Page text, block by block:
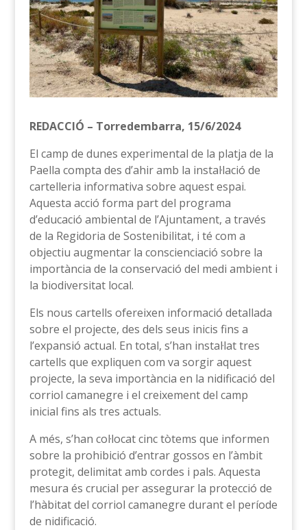
REDACCIÓ – Torredembarra, 15/6/2024
El camp de dunes experimental de la platja de la
Paella compta des d’ahir amb la instal·lació de
cartelleria informativa sobre aquest espai.
Aquesta acció forma part del programa
d’educació ambiental de l’Ajuntament, a través
de la Regidoria de Sostenibilitat, i té com a
objectiu augmentar la conscienciació sobre la
importància de la conservació del medi ambient i
la biodiversitat local.
Els nous cartells ofereixen informació detallada
sobre el projecte, des dels seus inicis fins a
l’expansió actual. En total, s’han instal·lat tres
cartells que expliquen com va sorgir aquest
projecte, la seva importància en la nidificació del
corriol camanegre i el creixement del camp
inicial fins als tres actuals.
A més, s’han col·locat cinc tòtems que informen
sobre la prohibició d’entrar gossos en l’àmbit
protegit, delimitat amb cordes i pals. Aquesta
mesura és crucial per assegurar la protecció de
l’hàbitat del corriol camanegre durant el període
de nidificació.